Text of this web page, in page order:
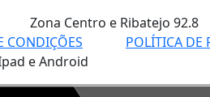
Zona Centro e Ribatejo 92.8
CONDIÇÕES POLÍTICA DE
e Android